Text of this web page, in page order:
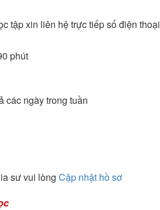
tập xin liên hệ trực tiếp số điện
phút
các ngày trong tuần
sư vui lòngCập nhật hồ sơ